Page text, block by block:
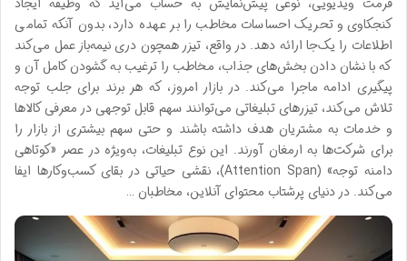
کنجکاوی و تحریک احساسات مخاطب را بر عهده دارد، بدون آنکه تمامی
اطلاعات را یک‌جا ارائه دهد. در واقع، تیزر همچون دری نیمه‌باز عمل می‌کند
که با نشان دادن بخش‌های جذاب، مخاطب را ترغیب به گشودن کامل آن و
پیگیری ادامه ماجرا می‌کند. در بازار امروز، که هر برند برای جلب توجه
تلاش می‌کند، تیزرهای تبلیغاتی می‌توانند سهم قابل توجهی در معرفی کالاها
و خدمات به مشتریان هدف داشته باشند و حتی سهم بیشتری از بازار را
برای شرکت‌ها به ارمغان آورند. این نوع تبلیغات، به‌ویژه در عصر «کوتاهی
دامنه توجه» (Attention Span)، نقشی حیاتی در بقای کسب‌وکارها ایفا
می‌کند. در دنیای پرشتاب محتوای آنلاین، مخاطبان …